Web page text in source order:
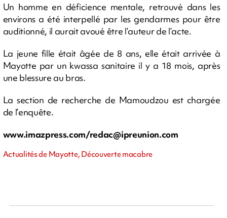
Un homme en déficience mentale, retrouvé dans les
environs a été interpellé par les gendarmes pour être
auditionné, il aurait avoué être l’auteur de l’acte.
La jeune fille était âgée de 8 ans, elle était arrivée à
Mayotte par un kwassa sanitaire il y a 18 mois, après
une blessure au bras.
La section de recherche de Mamoudzou est chargée
de l’enquête.
www.imazpress.com/redac@ipreunion.com
Actualités de Mayotte, Découverte macabre